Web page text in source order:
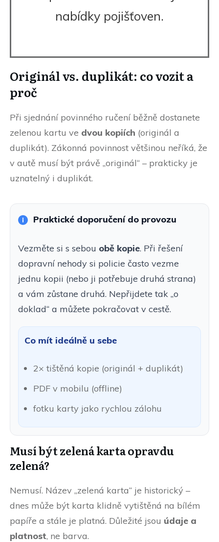
nabídky pojišťoven.
Originál vs. duplikát: co vozit a
proč
Při sjednání povinného ručení běžně dostanete
zelenou kartu ve dvou kopiích (originál a
duplikát). Zákonná povinnost většinou neříká, že
v autě musí být právě „originál“ – prakticky je
uznatelný i duplikát.
Praktické doporučení do provozu
Vezměte si s sebou obě kopie. Při řešení
dopravní nehody si policie často vezme
jednu kopii (nebo ji potřebuje druhá strana)
a vám zůstane druhá. Nepřijdete tak „o
doklad“ a můžete pokračovat v cestě.
Co mít ideálně u sebe
2× tištěná kopie (originál + duplikát)
PDF v mobilu (offline)
fotku karty jako rychlou zálohu
Musí být zelená karta opravdu
zelená?
Nemusí. Název „zelená karta“ je historický –
dnes může být karta klidně vytištěná na bílém
papíře a stále je platná. Důležité jsou údaje a
platnost, ne barva.